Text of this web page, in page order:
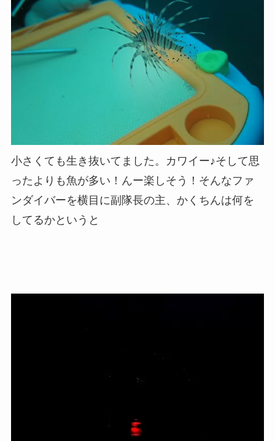
小さくても生き抜いてました。カワイー♪そして思
ったよりも魚が多い！んー楽しそう！そんなファ
ンダイバーを横目に副隊長の主、かくちんは何を
してるかというと